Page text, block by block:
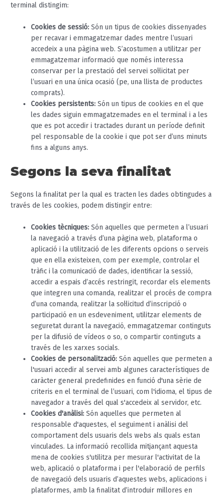
terminal distingim:
Cookies de sessió: Són un tipus de cookies dissenyades
per recavar i emmagatzemar dades mentre l’usuari
accedeix a una pàgina web. S’acostumen a utilitzar per
emmagatzemar informació que només interessa
conservar per la prestació del servei sol·licitat per
l’usuari en una única ocasió (pe, una llista de productes
comprats).
Cookies persistents: Són un tipus de cookies en el que
les dades siguin emmagatzemades en el terminal i a les
que es pot accedir i tractades durant un període definit
pel responsable de la cookie i que pot ser d’uns minuts
fins a alguns anys.
Segons la seva finalitat
Segons la finalitat per la qual es tracten les dades obtingudes a
través de les cookies, podem distingir entre:
Cookies tècniques: Són aquelles que permeten a l’usuari
la navegació a través d’una pàgina web, plataforma o
aplicació i la utilització de les diferents opcions o serveis
que en ella existeixen, com per exemple, controlar el
tràfic i la comunicació de dades, identificar la sessió,
accedir a espais d’accés restringit, recordar els elements
que integren una comanda, realitzar el procés de compra
d’una comanda, realitzar la sol·licitud d’inscripció o
participació en un esdeveniment, utilitzar elements de
seguretat durant la navegació, emmagatzemar continguts
per la difusió de vídeos o so, o compartir continguts a
través de les xarxes socials.
Cookies de personalització: Són aquelles que permeten a
l'usuari accedir al servei amb algunes característiques de
caràcter general predefinides en funció d'una sèrie de
criteris en el terminal de l’usuari, com l'idioma, el tipus de
navegador a través del qual s'accedeix al servidor, etc.
Cookies d'anàlisi: Són aquelles que permeten al
responsable d'aquestes, el seguiment i anàlisi del
comportament dels usuaris dels webs als quals estan
vinculades. La informació recollida mitjançant aquesta
mena de cookies s'utilitza per mesurar l'activitat de la
web, aplicació o plataforma i per l'elaboració de perfils
de navegació dels usuaris d’aquestes webs, aplicacions i
plataformes, amb la finalitat d’introduir millores en